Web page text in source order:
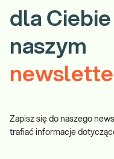
dla
naszym
Zapisz się do naszego
trafiać informacje